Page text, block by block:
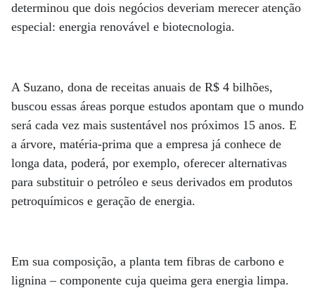
determinou que dois negócios deveriam merecer atenção
especial: energia renovável e biotecnologia.
A Suzano, dona de receitas anuais de R$ 4 bilhões,
buscou essas áreas porque estudos apontam que o mundo
será cada vez mais sustentável nos próximos 15 anos. E
a árvore, matéria-prima que a empresa já conhece de
longa data, poderá, por exemplo, oferecer alternativas
para substituir o petróleo e seus derivados em produtos
petroquímicos e geração de energia.
Em sua composição, a planta tem fibras de carbono e
lignina – componente cuja queima gera energia limpa.